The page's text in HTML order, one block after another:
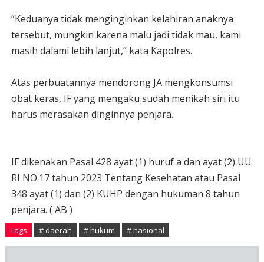
“Keduanya tidak menginginkan kelahiran anaknya
tersebut, mungkin karena malu jadi tidak mau, kami
masih dalami lebih lanjut,” kata Kapolres.
Atas perbuatannya mendorong JA mengkonsumsi
obat keras, IF yang mengaku sudah menikah siri itu
harus merasakan dinginnya penjara.
IF dikenakan Pasal 428 ayat (1) huruf a dan ayat (2) UU
RI NO.17 tahun 2023 Tentang Kesehatan atau Pasal
348 ayat (1) dan (2) KUHP dengan hukuman 8 tahun
penjara. ( AB )
Tags # daerah # hukum # nasional